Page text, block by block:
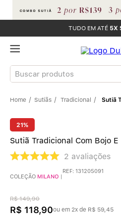
TUDO EM ATÉ 5X
Buscar produtos
Sutiãs Tradicional
21%
Sutiã Tradicional Com Bojo E
2 avaliações
COLEÇÃO MILANO |
REF: 131205091
R$ 149,90
R$ 118,90ou em 2x de R$ 59,45
TERMOS MAIS
3 º Sutiã Bojo
4º